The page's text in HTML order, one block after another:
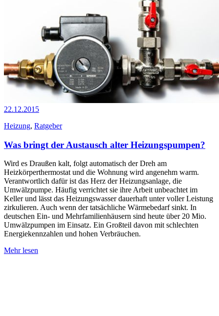
22.12.2015
Heizung, Ratgeber
Was bringt der Austausch alter Heizungspumpen?
Wird es Draußen kalt, folgt automatisch der Dreh am
Heizkörperthermostat und die Wohnung wird angenehm warm.
Verantwortlich dafür ist das Herz der Heizungsanlage, die
Umwälzpumpe. Häufig verrichtet sie ihre Arbeit unbeachtet im
Keller und lässt das Heizungswasser dauerhaft unter voller Leistung
zirkulieren. Auch wenn der tatsächliche Wärmebedarf sinkt. In
deutschen Ein- und Mehrfamilienhäusern sind heute über 20 Mio.
Umwälzpumpen im Einsatz. Ein Großteil davon mit schlechten
Energiekennzahlen und hohen Verbräuchen.
Mehr lesen